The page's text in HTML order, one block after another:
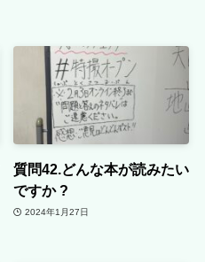
質問42.どんな本が読みたい
ですか ?
2024年1月27日